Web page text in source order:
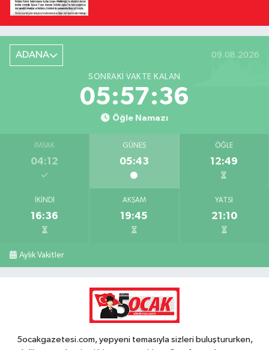
ADANA 09.08.2026
SONRAKI VAKTE KALAN
05:57:34
Öğle Namazı
İMSAK
04:12
GÜNEŞ
05:43
ÖĞLE
12:49
İKINDI
16:36
AKŞAM
19:45
YATSI
21:10
Aylık Vakitler
5ocakgazetesi.com, yepyeni temasıyla sizleri buluştururken,